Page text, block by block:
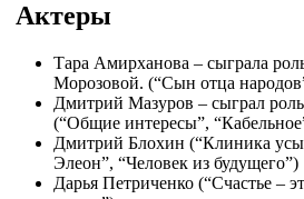
Актеры
Тара Амирханова – сыграла
Морозовой. (“Сын отца
Дмитрий Мазуров – сыграл
(“Общие интересы”,
Дмитрий Блохин (“Клиника
Элеон”, “Человек из будущего”)
Дарья Петриченко (“Счастье –